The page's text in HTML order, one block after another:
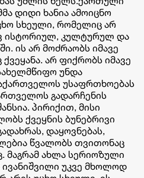
დიდი ხანია ამოიცნო
სხეული, რომელიც არ
ისტორიულ, კულტურულ და
ის არ მოძრაობს იმავე
არ ფიქრობს იმავე
უნდა
უსაფრთხოებას
გადარჩენის
პირიქით, მისი
ქვეყნის ბუნებრივი
დაყოვნებას,
წვალობს თვითონაც
მაგრამ ახლა სერიოზული
უკვე მხოლოდ